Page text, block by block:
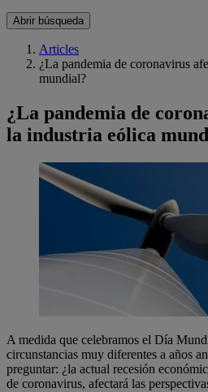
Abrir búsqueda
Articles
¿La pandemia de coronavirus
mundial?
¿La pandemia de
la industria eólica
A medida que celebramos el Día
circunstancias muy diferentes a años
preguntar: ¿la actual recesión
de coronavirus, afectará las